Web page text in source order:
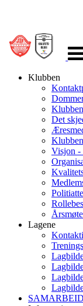
Klubben
Det
Visjon -
Lagene